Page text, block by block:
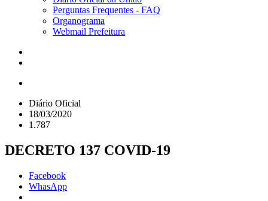
Perguntas Frequentes - FAQ
Organograma
Webmail Prefeitura
Diário Oficial
18/03/2020
1.787
DECRETO 137 COVID-19
Facebook
WhasApp